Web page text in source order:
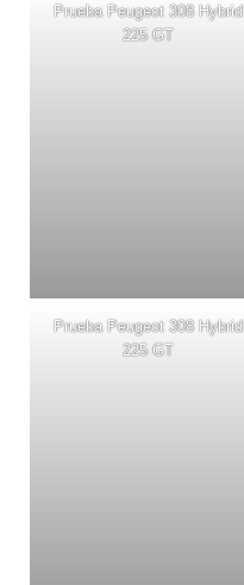
Prueba Peugeot 308 Hybrid
225 GT
Prueba Peugeot 308 Hybrid
225 GT